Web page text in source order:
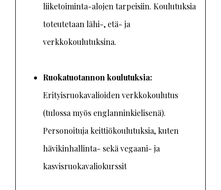
liiketoiminta-alojen tarpeisiin. Koulutuksia
toteutetaan lähi-, etä- ja
verkkokoulutuksina.
Ruokatuotannon koulutuksia:
Erityisruokavalioiden verkkokoulutus
(tulossa myös englanninkielisenä).
Personoituja keittiökoulutuksia, kuten
hävikinhallinta- sekä vegaani- ja
kasvisruokavaliokurssit